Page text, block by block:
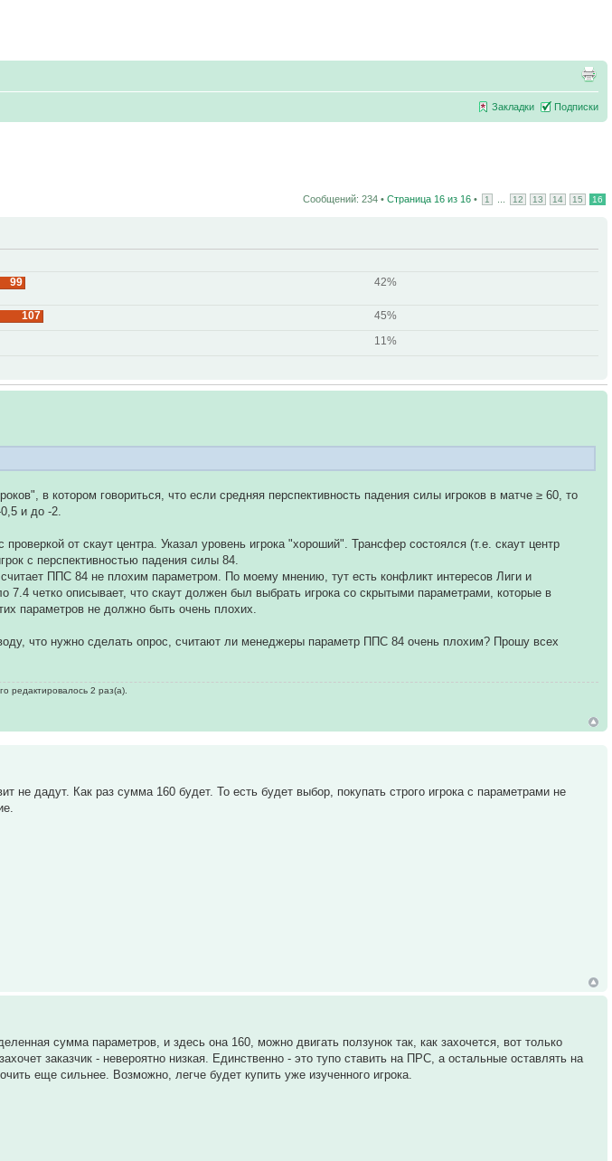
Закладки Подписки
Сообщений: 234 • Страница 16 из 16 • 1 12 13 14 15 16
99 42%
107
45%
11%
в котором говориться, что если средняя перспективность падения силы игроков в матче ≥ 60, то
и до -2.
от скаут центра. Указал уровень игрока "хороший". Трансфер состоялся (т.е. скаут центр
с перспективностью падения силы 84.
ППС 84 не плохим параметром. По моему мнению, тут есть конфликт интересов Лиги и
четко описывает, что скаут должен был выбрать игрока со скрытыми параметрами, которые в
параметров не должно быть очень плохих.
что нужно сделать опрос, считают ли менеджеры параметр ППС 84 очень плохим? Прошу всех
редактировалось 2 раз(а).
не дадут. Как раз сумма 160 будет. То есть будет выбор, покупать строго игрока с параметрами не
сумма параметров, и здесь она 160, можно двигать ползунок так, как захочется, вот только
заказчик - невероятно низкая. Единственно - это тупо ставить на ПРС, а остальные оставлять на
еще сильнее. Возможно, легче будет купить уже изученного игрока.